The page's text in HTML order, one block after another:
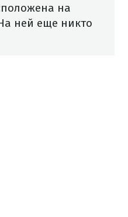
на
ней еще никто